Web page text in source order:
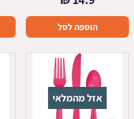
הוספה לסל
אזל מהמלאי